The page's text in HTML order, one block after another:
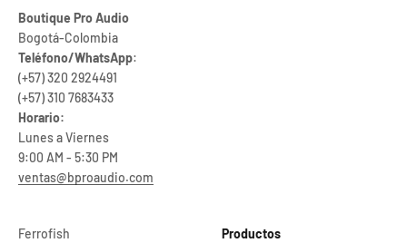
Boutique Pro Audio
Bogotá-Colombia
Teléfono/WhatsApp:
(+57) 320 2924491
(+57) 310 7683433
Horario:
Lunes a Viernes
9:00 AM - 5:30 PM
ventas@bproaudio.com
Ferrofish
Productos